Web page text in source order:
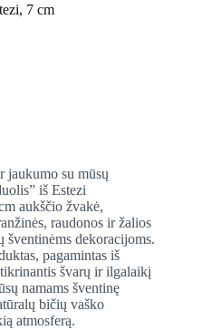
7 cm
jaukumo su mūsų
iš Estezi
aukščio žvakė,
raudonos ir žalios
šventinėms dekoracijoms.
pagamintas iš
švarų ir ilgalaikį
namams šventinę
bičių vaško
atmosferą.